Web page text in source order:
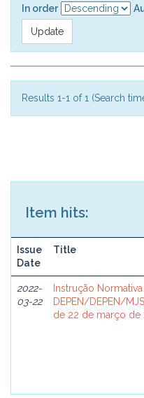
In order
Results 1-1 of 1 (Search
Item hits:
Issue
Date
Title
2022-
03-22
Instrução
DEPEN/DEPEN/
de 22 de março de